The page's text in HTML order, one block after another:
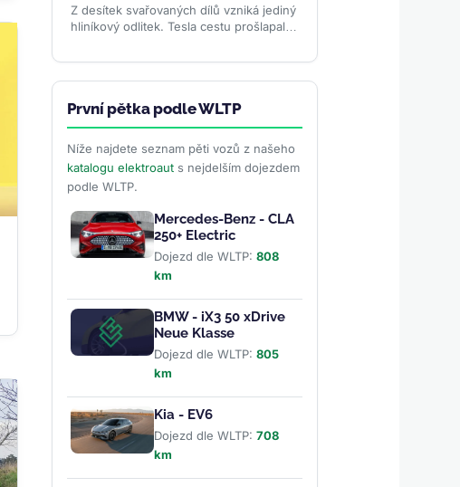
Z desítek svařovaných dílů vzniká jediný
hliníkový odlitek. Tesla cestu prošlapala,
výrobě SUV EX60 a...>>
První pětka podle WLTP
Níže najdete seznam pěti vozů z našeho
katalogu elektroauts nejdelším dojezdem
podle WLTP.
Mercedes-Benz - CLA
250+ Electric
Dojezd dle WLTP: 808
km
BMW - iX3 50 xDrive
Neue Klasse
Dojezd dle WLTP: 805
km
Kia - EV6
Dojezd dle WLTP: 708
km